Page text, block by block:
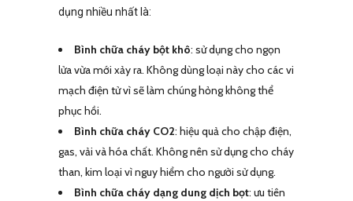
dụng nhiều nhất là:
Bình chữa cháy bột khô: sử dụng cho ngọn
lửa vừa mới xảy ra. Không dùng loại này cho các vi
mạch điện tử vì sẽ làm chúng hỏng không thể
phục hồi.
Bình chữa cháy CO2: hiệu quả cho chập điện,
gas, vải và hóa chất. Không nên sử dụng cho cháy
than, kim loại vì nguy hiểm cho người sử dụng.
Bình chữa cháy dạng dung dịch bọt: ưu tiên